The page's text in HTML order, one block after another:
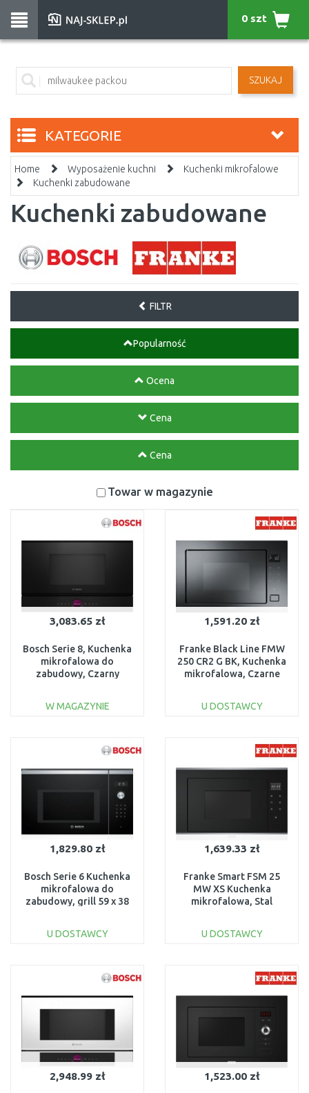
SZUKAJ
0 szt
KATEGORIE
Home Wyposażenie kuchni
Kuchenki mikrofalowe
Kuchenki zabudowane
Kuchenki zabudowane
FILTR
Popularność
Ocena
Cena
Cena
Towar w magazynie
3,083.65 zł
Bosch Serie 8, Kuchenka
mikrofalowa do
zabudowy, Czarny
W MAGAZYNIE
Do porównania
1,591.20 zł
Franke Black Line FMW
250 CR2 G BK, Kuchenka
mikrofalowa, Czarne
U DOSTAWCY
Do porównania
1,829.80 zł
Bosch Serie 6 Kuchenka
mikrofalowa do
zabudowy, grill 59 x 38
U DOSTAWCY
Do porównania
1,639.33 zł
Franke Smart FSM 25
MW XS Kuchenka
mikrofalowa, Stal
U DOSTAWCY
Do porównania
2,948.99 zł 1,523.00 zł